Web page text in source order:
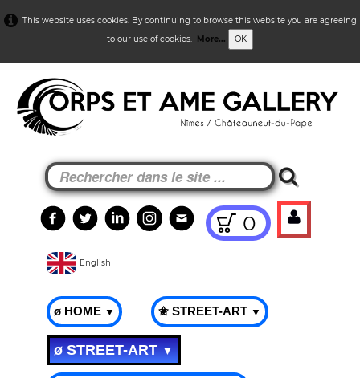
This website uses cookies. By continuing to browse this website you are agreeing
to our use of cookies. More... OK
0
English
ø HOME ▼ ✬ STREET-ART ▼
ø STREET-ART▼